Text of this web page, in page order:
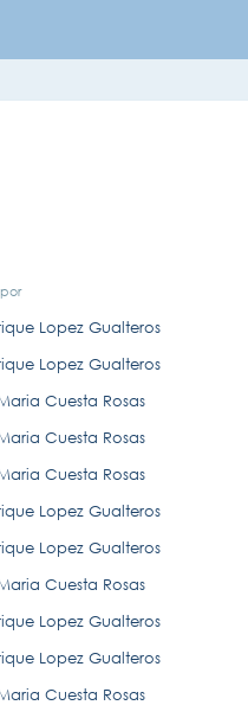
Lopez Gualteros
Lopez Gualteros
Cuesta Rosas
Cuesta Rosas
Cuesta Rosas
Lopez Gualteros
Lopez Gualteros
Cuesta Rosas
Lopez Gualteros
Lopez Gualteros
Cuesta Rosas